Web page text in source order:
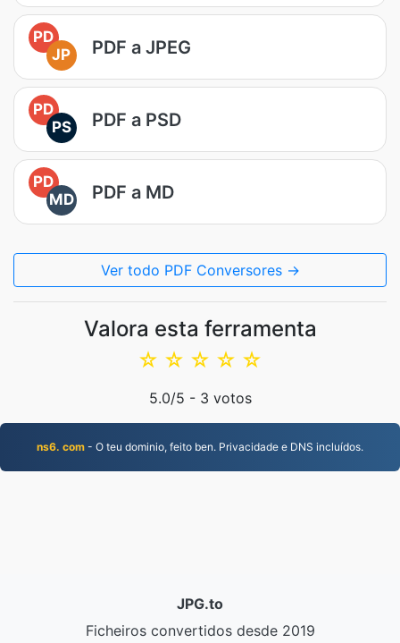
PD
JP
PDF a JPEG
PD
PS
PDF a PSD
PD
MD
PDF a MD
Ver todo PDF Conversores →
Valora esta ferramenta
☆
☆
☆
☆
☆
5.0/5 - 3 votos
ns6. com - O teu dominio, feito ben. Privacidade e DNS incluídos.
JPG.to
Ficheiros convertidos desde 2019